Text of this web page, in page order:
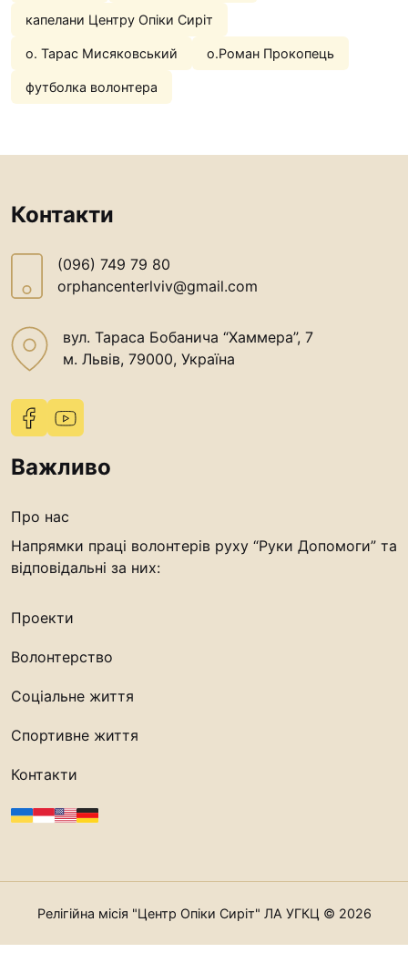
капелани Центру Опіки Сиріт
о. Тарас Мисяковський о.Роман Прокопець
футболка волонтера
Контакти
(096) 749 79 80
orphancenterlviv@gmail.com
вул. Тараса Бобанича “Хаммера”, 7
м. Львів, 79000, Україна
Важливо
Про нас
Напрямки праці волонтерів руху “Руки Допомоги” та
відповідальні за них:
Проекти
Волонтерство
Соціальне життя
Спортивне життя
Контакти
Релігійна місія "Центр Опіки Сиріт" ЛА УГКЦ © 2026